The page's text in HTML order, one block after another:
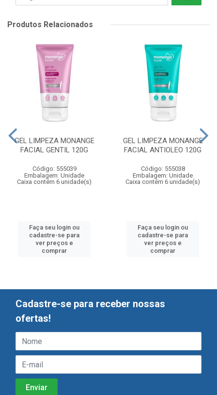
Produtos Relacionados
GEL LIMPEZA MONANGE
FACIAL GENTIL 120G
Código: 555039
Embalagem: Unidade
Caixa contém 6 unidade(s)
Faça seu login ou
cadastre-se para
ver preços e
comprar
GEL LIMPEZA MONANGE
FACIAL ANTIOLEO 120G
Código: 555038
Embalagem: Unidade
Caixa contém 6 unidade(s)
Faça seu login ou
cadastre-se para
ver preços e
comprar
Cadastre-se para receber nossas
ofertas!